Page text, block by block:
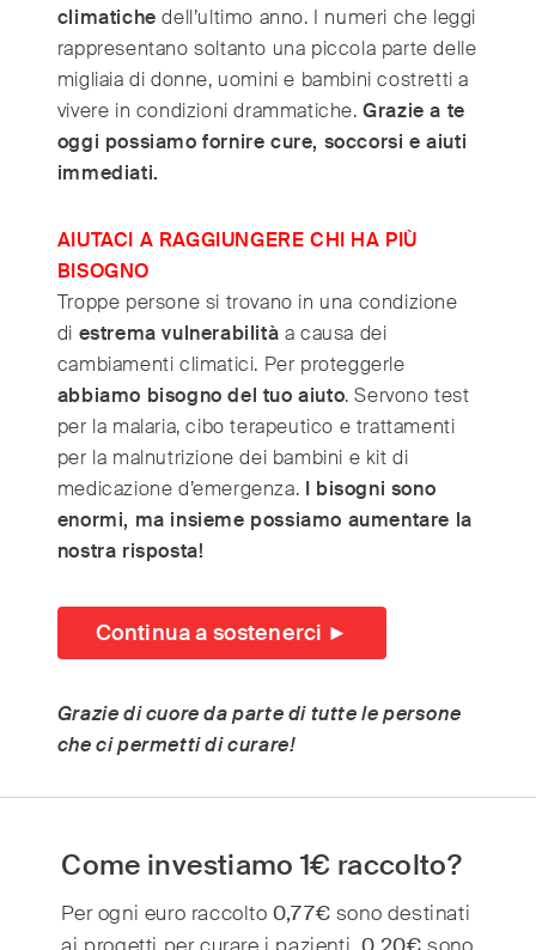
climatiche dell’ultimo anno. I numeri che leggi
rappresentano soltanto una piccola parte delle
migliaia di donne, uomini e bambini costretti a
vivere in condizioni drammatiche.Grazie a te
oggi possiamo fornire cure, soccorsi e aiuti
immediati.
AIUTACI A RAGGIUNGERE CHI HA PIÙ
BISOGNO
Troppe persone si trovano in una condizione
di estrema vulnerabilità a causa dei
cambiamenti climatici. Per proteggerle
abbiamo bisogno del tuo aiuto. Servono test
per la malaria, cibo terapeutico e trattamenti
per la malnutrizione dei bambini e kit di
medicazione d’emergenza. I bisogni sono
enormi, ma insieme possiamo aumentare la
nostra risposta!
Continua a sostenerci ►
Grazie di cuore da parte di tutte le persone
che ci permetti di curare!
Come investiamo 1€ raccolto?
Per ogni euro raccolto0,77€ sono destinati
80